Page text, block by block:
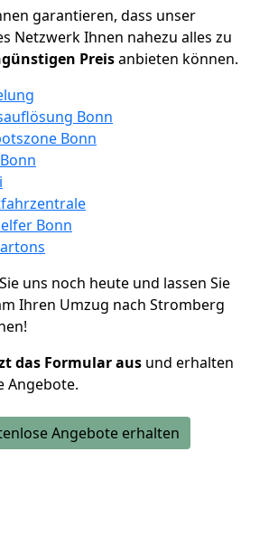
garantieren, dass unser
Netzwerk Ihnen nahezu alles zu
Preisanbieten können.
Bonn
Bonn
Bonn
uns noch heute und lassen Sie
Ihren Umzug nach Stromberg
das Formular aus und erhalten
Angebote.
Angebote erhalten